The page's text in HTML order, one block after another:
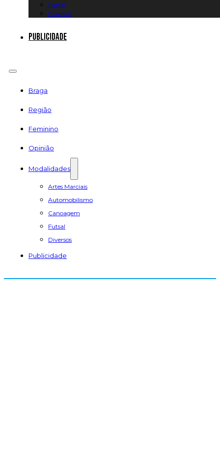
Futsal
Diversos
Publicidade
Braga
Região
Feminino
Opinião
Modalidades
Artes Marciais
Automobilismo
Canoagem
Futsal
Diversos
Publicidade